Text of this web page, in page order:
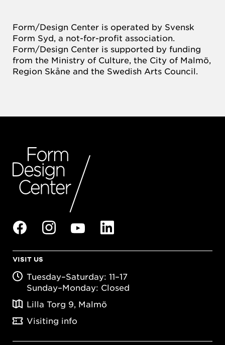
Form/Design Center is operated by Svensk
Form Syd, a not-for-profit association.
Form/Design Center is supported by funding
from the Ministry of Culture, the City of Malmö,
Region Skåne and the Swedish Arts Council.
VISIT US
Tuesday–Saturday: 11–17
Sunday–Monday: Closed
Lilla Torg 9, Malmö
Visiting info